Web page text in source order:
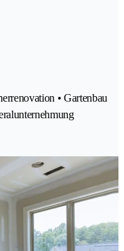
• Gartenbau